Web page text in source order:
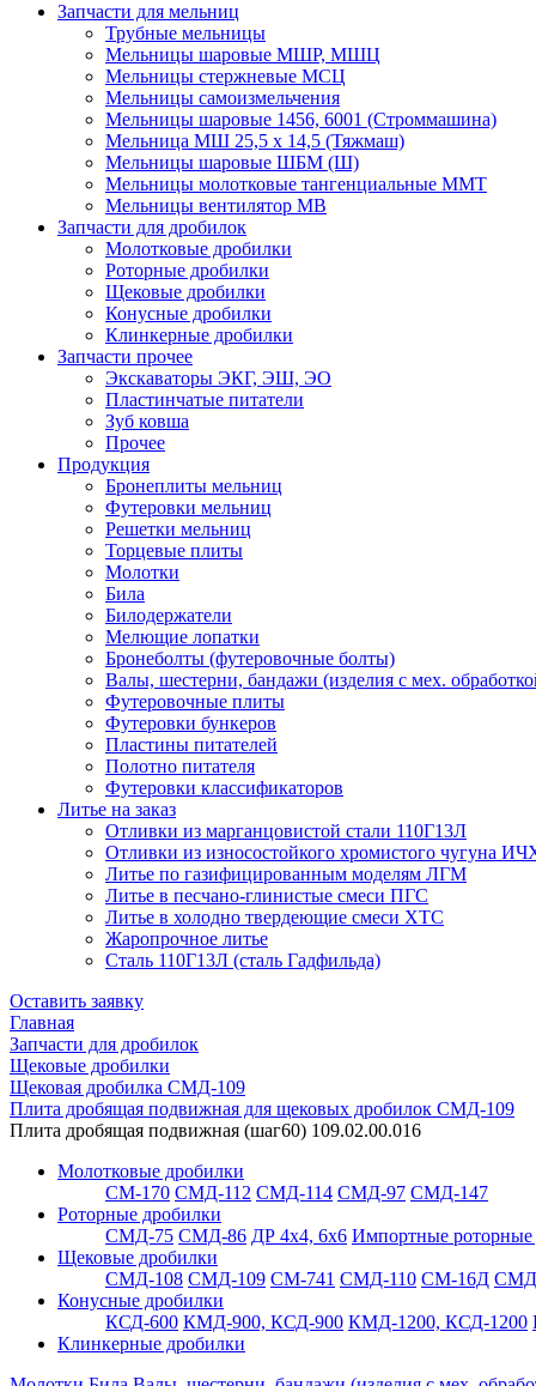
Запчасти для мельниц
Трубные мельницы
Мельницы шаровые МШР, МШЦ
Мельницы стержневые МСЦ
Мельницы самоизмельчения
Мельницы шаровые 1456, 6001 (Строммашина)
Мельница МШ 25,5 х 14,5 (Тяжмаш)
Мельницы шаровые ШБМ (Ш)
Мельницы молотковые тангенциальные ММТ
Мельницы вентилятор МВ
Запчасти для дробилок
Молотковые дробилки
Роторные дробилки
Щековые дробилки
Конусные дробилки
Клинкерные дробилки
Запчасти прочее
Экскаваторы ЭКГ, ЭШ, ЭО
Пластинчатые питатели
Зуб ковша
Прочее
Продукция
Бронеплиты мельниц
Футеровки мельниц
Решетки мельниц
Торцевые плиты
Молотки
Била
Билодержатели
Мелющие лопатки
Бронеболты (футеровочные болты)
Валы, шестерни, бандажи (изделия с мех.
Футеровочные плиты
Футеровки бункеров
Пластины питателей
Полотно питателя
Футеровки классификаторов
Литье на заказ
Отливки из марганцовистой стали 110Г13Л
Отливки из износостойкого хромистого чугуна
Литье по газифицированным моделям ЛГМ
Литье в песчано-глинистые смеси ПГС
Литье в холодно твердеющие смеси ХТС
Жаропрочное литье
Сталь 110Г13Л (сталь Гадфильда)
Оставить заявку
Главная
Запчасти для дробилок
Щековые дробилки
Щековая дробилка СМД-109
Плита дробящая подвижная для щековых дробилок СМД-109
Плита дробящая подвижная (шаг60) 109.02.00.016
Молотковые дробилки
СМ-170 СМД-112 СМД-114 СМД-97 СМД-147
Роторные дробилки
СМД-75 СМД-86 ДР 4х4, 6х6 Импортные роторные
Щековые дробилки
СМД-108 СМД-109 СМ-741 СМД-110 СМ-16Д
Конусные дробилки
КСД-600 КМД-900, КСД-900 КМД-1200, КСД-1200
Клинкерные дробилки